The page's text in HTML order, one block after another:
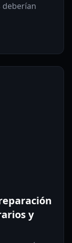
deberían
y